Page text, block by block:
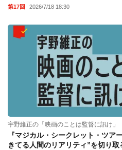
第17回 2026/7/18 18:30
宇野維正の「映画のことは監督に訊け」
『マジカル・シークレット・ツア
きてる人間のリアリティ”を切り